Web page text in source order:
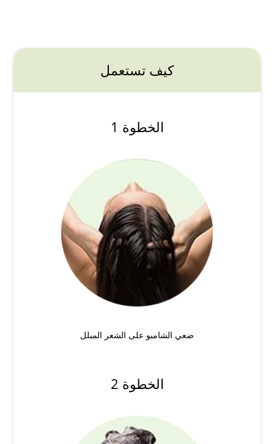
كيف تستعمل
الخطوة 1
ضعي الشامبو على الشعر المبلل
الخطوة 2